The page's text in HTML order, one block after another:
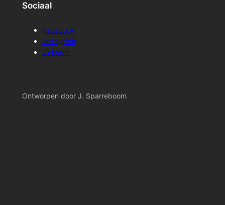
Sociaal
Facebook
Instagram
LinkedIn
Ontworpen door J. Sparreboom